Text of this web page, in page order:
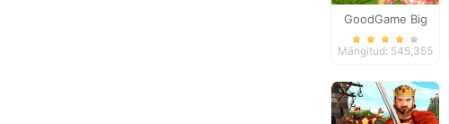
GoodGame Big
Farm
Mängitud: 545,355